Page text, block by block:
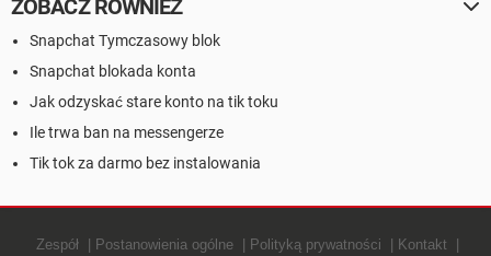
ZOBACZ RÓWNIEŻ
Snapchat Tymczasowy blok
Snapchat blokada konta
Jak odzyskać stare konto na tik toku
Ile trwa ban na messengerze
Tik tok za darmo bez instalowania
Zespół Postanowienia ogólne Polityką prywatności Kontakt